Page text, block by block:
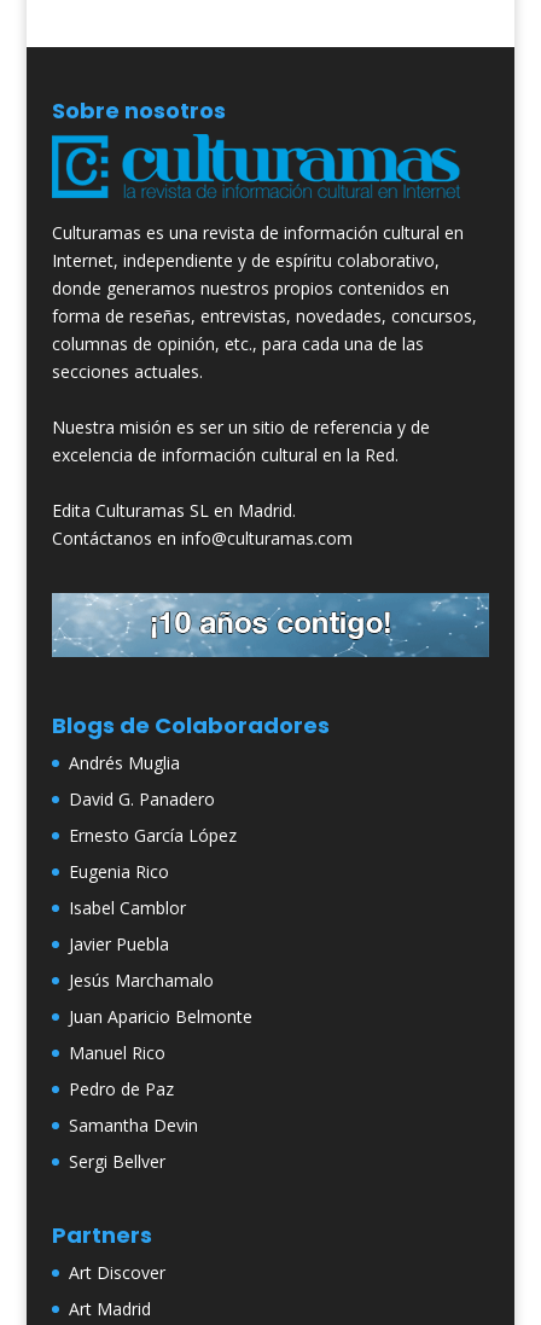
Sobre nosotros
Culturamas es una revista de información cultural en
Internet, independiente y de espíritu colaborativo,
donde generamos nuestros propios contenidos en
forma de reseñas, entrevistas, novedades, concursos,
columnas de opinión, etc., para cada una de las
secciones actuales.
Nuestra misión es ser un sitio de referencia y de
excelencia de información cultural en la Red.
Edita Culturamas SL en Madrid.
Contáctanos en info@culturamas.com
Blogs de Colaboradores
Andrés Muglia
David G. Panadero
Ernesto García López
Eugenia Rico
Isabel Camblor
Javier Puebla
Jesús Marchamalo
Juan Aparicio Belmonte
Manuel Rico
Pedro de Paz
Samantha Devin
Sergi Bellver
Partners
Art Discover
Art Madrid